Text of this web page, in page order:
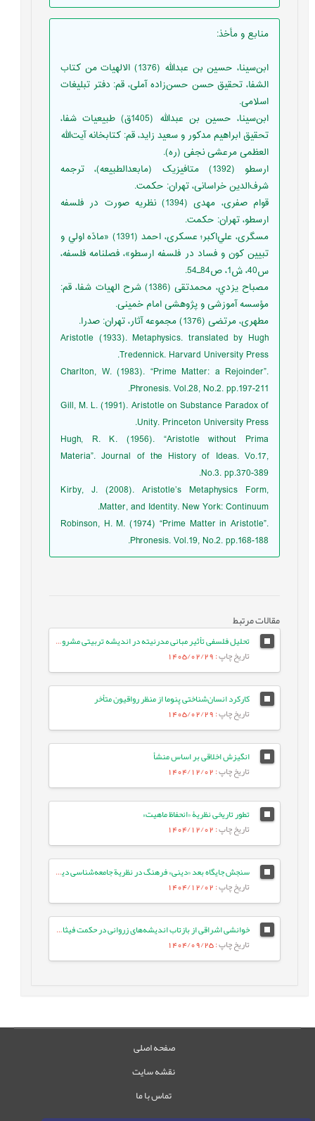
منابع و مأخذ:
ابن‌سینا، حسین بن عبدالله (1376) الالهیات من کتاب
الشفا، تحقیق حسن حسن‌زاده آملی، قم: دفتر تبلیغات
اسلامی.
ابن‌سینا، حسین بن عبدالله (1405ق) طبیعیات شفا،
تحقیق ابراهیم مدکور و سعید زاید، قم: کتابخانه آيت‌الله
العظمی مرعشی نجفی (ره).
ارسطو (1392) متافیزیک (مابعدالطبیعه)، ترجمه
شرف‌الدین خراسانی، تهران: حکمت.
قوام صفری، مهدی (1394) نظریه صورت در فلسفه
ارسطو، تهران: حکمت.
مسگری، علي‌اکبر؛ عسكری، احمد (1391) «مادّه اولي و
تبيين کون و فساد در فلسفه ارسطو»، فصلنامه فلسفه،
س40، ش1، ص84ـ54.
مصباح يزدي، محمدتقی (1386) شرح الهیات شفا، قم:
مؤسسه آموزشی و پژوهشی امام خمینی.
مطهری، مرتضی (1376) مجموعه آثار، تهران: صدرا.
Aristotle (1933). Metaphysics. translated by Hugh
Tredennick. Harvard University Press.
Charlton, W. (1983). “Prime Matter: a Rejoinder”.
Phronesis. Vol.28, No.2. pp.197-211.
Gill, M. L. (1991). Aristotle on Substance Paradox of
Unity. Princeton University Press.
Hugh, R. K. (1956). “Aristotle without Prima
Materia”. Journal of the History of Ideas. Vo.17,
No.3. pp.370-389.
Kirby, J. (2008). Aristotle’s Metaphysics Form,
Matter, and Identity. New York: Continuum.
Robinson, H. M. (1974) “Prime Matter in Aristotle”.
Phronesis. Vol.19, No.2. pp.168-188.
مقالات مرتبط
تحلیل فلسفی تأثیر مبانی مدرنیته در اندیشه تربیتی مشروطه‌خواهان ایران
تاریخ چاپ: 1405/02/29
کارکرد انسان‌شناختی پنوما از منظر رواقیون متأخر
تاریخ چاپ: 1405/02/29
انگیزش اخلاقی بر اساس منشأ
تاریخ چاپ: 1404/12/02
تطور تاریخی نظریۀ «انحفاظ ماهیت»
تاریخ چاپ: 1404/12/02
سنجش جایگاه بعد «دینی» فرهنگ در نظریة جامعه‌شناسی دین ماکس وبر
تاریخ چاپ: 1404/12/02
خوانشی اشراقی از بازتاب اندیشه‌های زروانی در حکمت فیثاغوری (مطالعه موردی: موقعیت کیهان‌شناسی فرکیدس)
تاریخ چاپ: 1404/09/25
صفحه اصلی
نقشه سایت
تماس با ما